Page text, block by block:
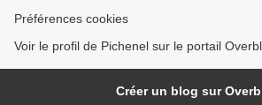
Préférences cookies
Voir le profil de Pichenel sur le portail
Créer un blog sur